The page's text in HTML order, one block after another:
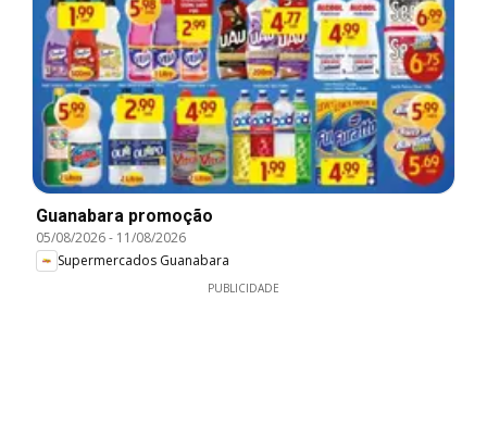
Guanabara promoção
05/08/2026- 11/08/2026
Supermercados Guanabara
PUBLICIDADE